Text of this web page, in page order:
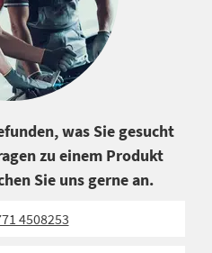
was Sie gesucht
zu einem Produkt
Sie uns gerne an.
4508253